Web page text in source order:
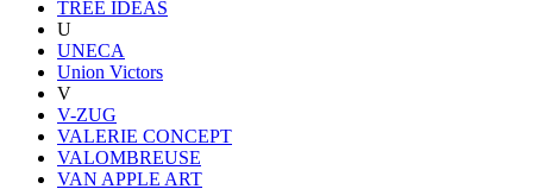
TREE IDEAS
U
UNECA
Union Victors
V
V-ZUG
VALERIE CONCEPT
VALOMBREUSE
VAN APPLE ART